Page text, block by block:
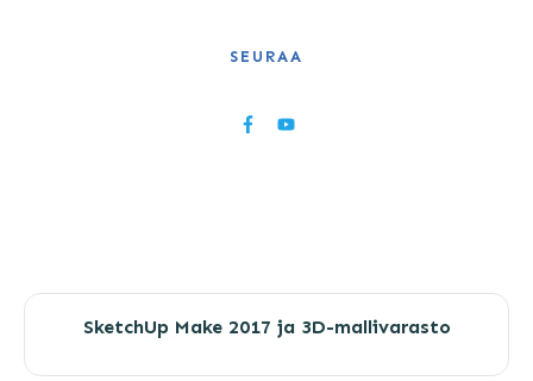
SEURAA
SketchUp Make 2017 ja 3D-mallivarasto